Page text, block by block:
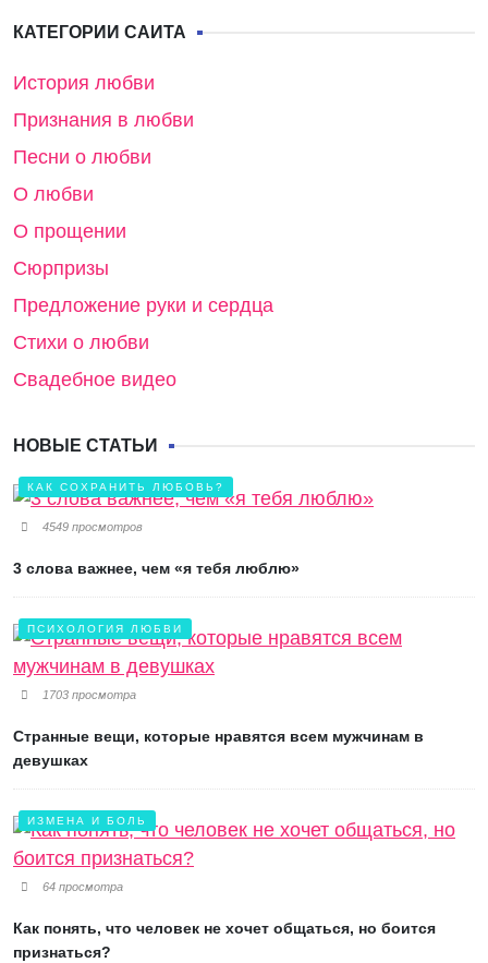
КАТЕГОРИИ САЙТА
История любви
Признания в любви
Песни о любви
О любви
О прощении
Сюрпризы
Предложение руки и сердца
Стихи о любви
Свадебное видео
НОВЫЕ СТАТЬИ
КАК СОХРАНИТЬ ЛЮБОВЬ?
4549 просмотров
3 слова важнее, чем «я тебя люблю»
ПСИХОЛОГИЯ ЛЮБВИ
1703 просмотра
Странные вещи, которые нравятся всем мужчинам в
девушках
ИЗМЕНА И БОЛЬ
64 просмотра
Как понять, что человек не хочет общаться, но боится
признаться?